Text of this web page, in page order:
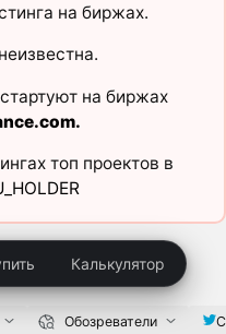
на биржах.
на биржах
.
топ проектов в
Калькулятор
Обозреватели